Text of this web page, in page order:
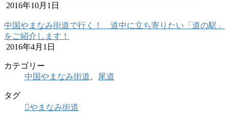
2016年10月1日
中国やまなみ街道で行く！ 道中に立ち寄りたい「道の駅」
をご紹介します！
2016年4月1日
カテゴリー
中国やまなみ街道
尾道
タグ
やまなみ街道